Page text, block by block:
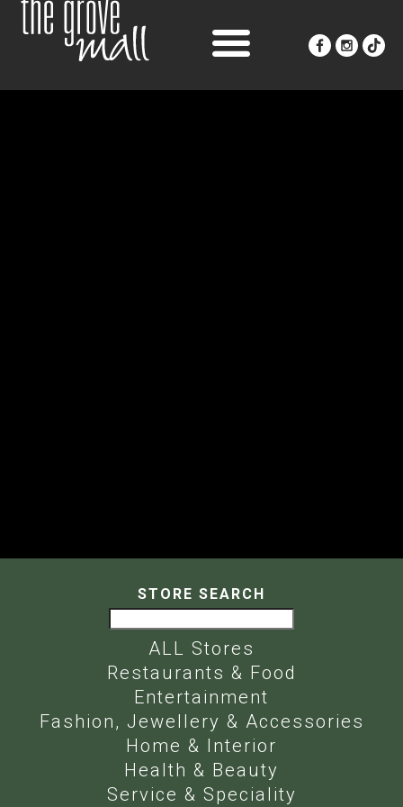
STORE SEARCH
ALL Stores
Restaurants & Food
Entertainment
Fashion, Jewellery & Accessories
Home & Interior
Health & Beauty
Service & Speciality